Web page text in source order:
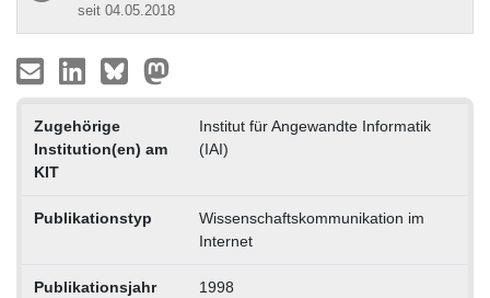
seit 04.05.2018
Zugehörige
Institution(en) am
KIT
Institut für Angewandte Informatik
(IAI)
Publikationstyp
Wissenschaftskommunikation im
Internet
Publikationsjahr 1998